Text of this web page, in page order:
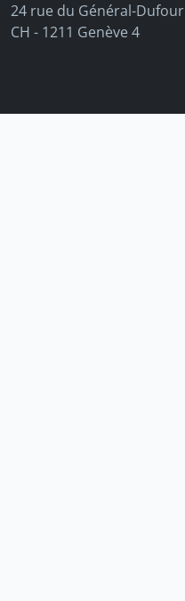
24 rue du Général-Dufour
CH - 1211 Genève 4